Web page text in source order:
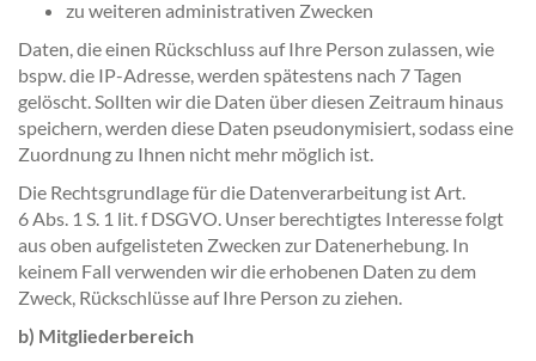
zu weiteren administrativen Zwecken
Daten, die einen Rückschluss auf Ihre Person zulassen, wie
bspw. die IP-Adresse, werden spätestens nach 7 Tagen
gelöscht. Sollten wir die Daten über diesen Zeitraum hinaus
speichern, werden diese Daten pseudonymisiert, sodass eine
Zuordnung zu Ihnen nicht mehr möglich ist.
Die Rechtsgrundlage für die Datenverarbeitung ist Art.
6 Abs. 1 S. 1 lit. f DSGVO. Unser berechtigtes Interesse folgt
aus oben aufgelisteten Zwecken zur Datenerhebung. In
keinem Fall verwenden wir die erhobenen Daten zu dem
Zweck, Rückschlüsse auf Ihre Person zu ziehen.
b) Mitgliederbereich